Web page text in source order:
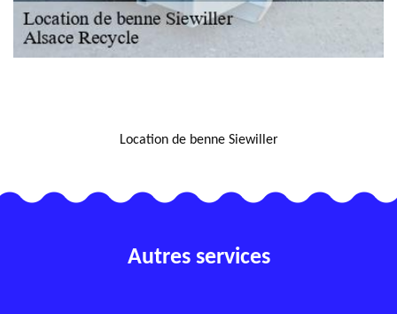
Location de benne Siewiller
Autres services